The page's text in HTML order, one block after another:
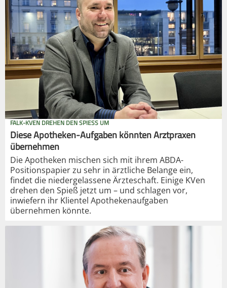
FALK-KVEN DREHEN DEN SPIESS UM
Diese Apotheken-Aufgaben könnten Arztpraxen
übernehmen
Die Apotheken mischen sich mit ihrem ABDA-
Positionspapier zu sehr in ärztliche Belange ein,
findet die niedergelassene Ärzteschaft. Einige KVen
drehen den Spieß jetzt um – und schlagen vor,
inwiefern ihr Klientel Apothekenaufgaben
übernehmen könnte.